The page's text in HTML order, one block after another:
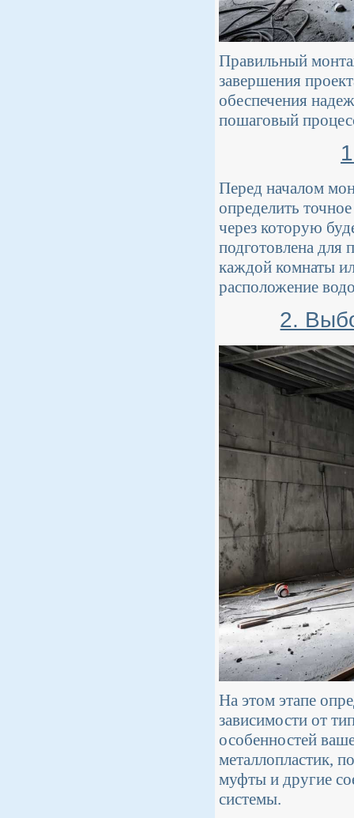
Правильный
завершения
обеспечения
пошаговый
Перед началом
определить
через которую
подготовлена для
каждой комнаты
расположение
2.
На этом этапе
зависимости от
особенностей
металлопластик,
муфты и другие
системы.